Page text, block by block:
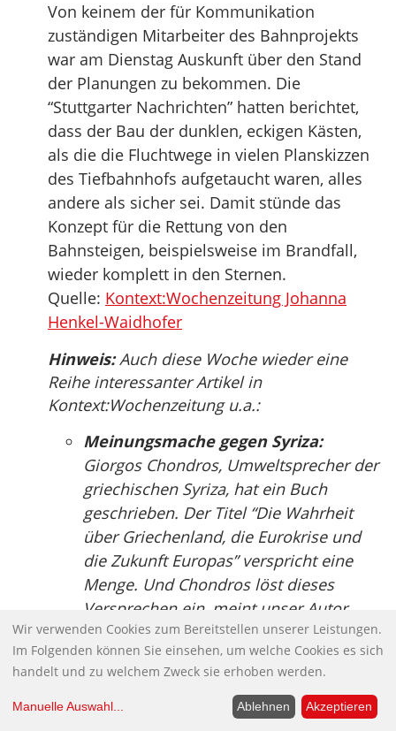
Von keinem der für Kommunikation
zuständigen Mitarbeiter des Bahnprojekts
war am Dienstag Auskunft über den Stand
der Planungen zu bekommen. Die
“Stuttgarter Nachrichten” hatten berichtet,
dass der Bau der dunklen, eckigen Kästen,
als die die Fluchtwege in vielen Planskizzen
des Tiefbahnhofs aufgetaucht waren, alles
andere als sicher sei. Damit stünde das
Konzept für die Rettung von den
Bahnsteigen, beispielsweise im Brandfall,
wieder komplett in den Sternen.
Quelle: Kontext:Wochenzeitung Johanna
Henkel-Waidhofer
Hinweis:Auch diese Woche wieder eine
Reihe interessanter Artikel in
Kontext:Wochenzeitung u.a.:
Meinungsmache gegen Syriza:
Giorgos Chondros, Umweltsprecher der
griechischen Syriza, hat ein Buch
geschrieben. Der Titel “Die Wahrheit
über Griechenland, die Eurokrise und
die Zukunft Europas” verspricht eine
Menge. Und Chondros löst dieses
Versprechen ein, meint unser Autor.
Keine Revoluzzer: “Keine Angst vor der
Macht” – das ist Rezzo Schlauch zu
glauben. So heißt das Buch, das er
zusammen mit dem Historiker Reinhold
Wir verwenden Cookies zum Bereitstellen unserer Leistungen.
Im Folgenden können Sie einsehen, um welche Cookies es sich
handelt und zu welchem Zweck sie erhoben werden.
Manuelle Auswahl... Ablehnen Akzeptieren